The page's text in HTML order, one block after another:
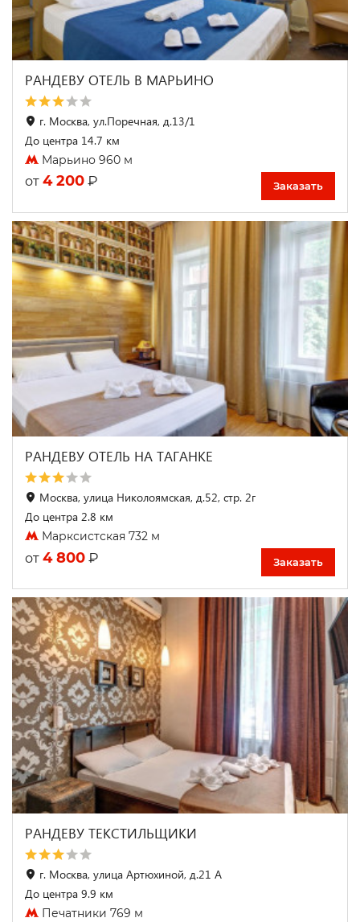
РАНДЕВУ ОТЕЛЬ В МАРЬИНО
г. Москва, ул.Поречная, д.13/1
До центра 14.7 км
Марьино 960 м
от 4 200 ₽ Заказать
РАНДЕВУ ОТЕЛЬ НА ТАГАНКЕ
Москва, улица Николоямская, д.52, стр. 2г
До центра 2.8 км
Марксистская 732 м
от 4 800 ₽ Заказать
РАНДЕВУ ТЕКСТИЛЬЩИКИ
г. Москва, улица Артюхиной, д.21 А
До центра 9.9 км
Печатники 769 м